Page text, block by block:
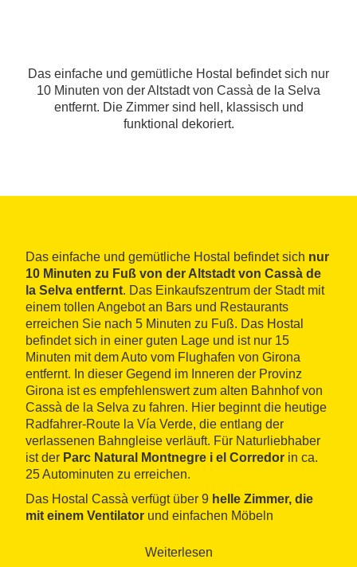
Das einfache und gemütliche Hostal befindet sich nur
10 Minuten von der Altstadt von Cassà de la Selva
entfernt. Die Zimmer sind hell, klassisch und
funktional dekoriert.
Das einfache und gemütliche Hostal befindet sich nur
10 Minuten zu Fuß von der Altstadt von Cassà de
la Selva entfernt. Das Einkaufszentrum der Stadt mit
einem tollen Angebot an Bars und Restaurants
erreichen Sie nach 5 Minuten zu Fuß. Das Hostal
befindet sich in einer guten Lage und ist nur 15
Minuten mit dem Auto vom Flughafen von Girona
entfernt. In dieser Gegend im Inneren der Provinz
Girona ist es empfehlenswert zum alten Bahnhof von
Cassà de la Selva zu fahren. Hier beginnt die heutige
Radfahrer-Route la Vía Verde, die entlang der
verlassenen Bahngleise verläuft. Für Naturliebhaber
ist der Parc Natural Montnegre i el Corredor in ca.
25 Autominuten zu erreichen.
Das Hostal Cassà verfügt über 9 helle Zimmer, die
mit einem Ventilator und einfachen Möbeln
funktional eingerichtet. Das Hostal bietet einen
Weiterlesen